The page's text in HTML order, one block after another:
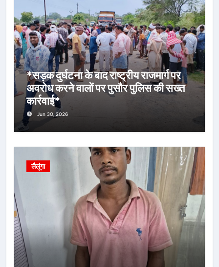
*सड़क दुर्घटना के बाद राष्ट्रीय राजमार्ग पर
अवरोध करने वालों पर पुसौर पुलिस की सख्त
कार्रवाई*
Jun 30, 2026
लैलूंगा